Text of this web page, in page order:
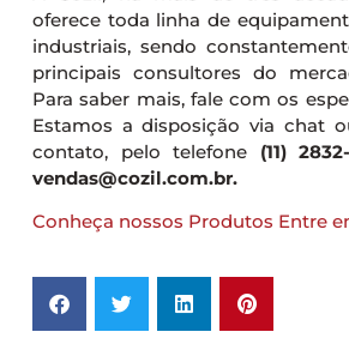
oferece toda linha de
industriais, sendo
principais consultores do
Para saber mais, fale com os
Estamos a disposição via chat
contato, pelo telefone (11)
vendas@cozil.com.br.
Conheça nossos Produtos Entre